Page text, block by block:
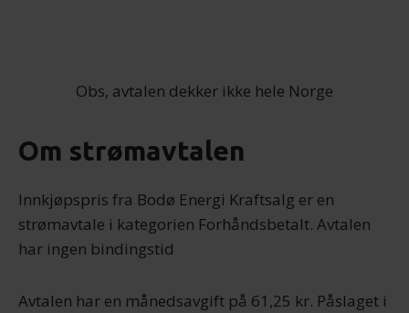
Obs, avtalen dekker ikke hele Norge
Om strømavtalen
Innkjøpspris fra Bodø Energi Kraftsalg er en
strømavtale i kategorien Forhåndsbetalt. Avtalen
har ingen bindingstid
Avtalen har en månedsavgift på 61,25 kr. Påslaget i